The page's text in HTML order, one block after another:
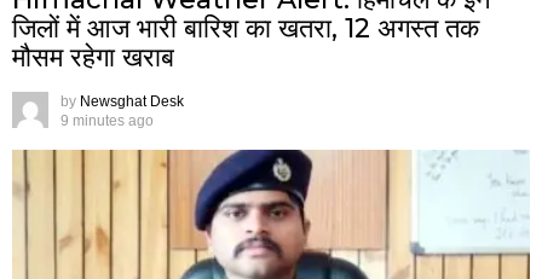
जिलों में आज भारी बारिश का खतरा, 12 अगस्त तक
मौसम रहेगा खराब
by Newsghat Desk
9 minutes ago